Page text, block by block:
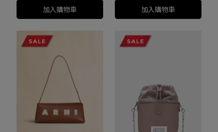
加入購物車 加入購物車